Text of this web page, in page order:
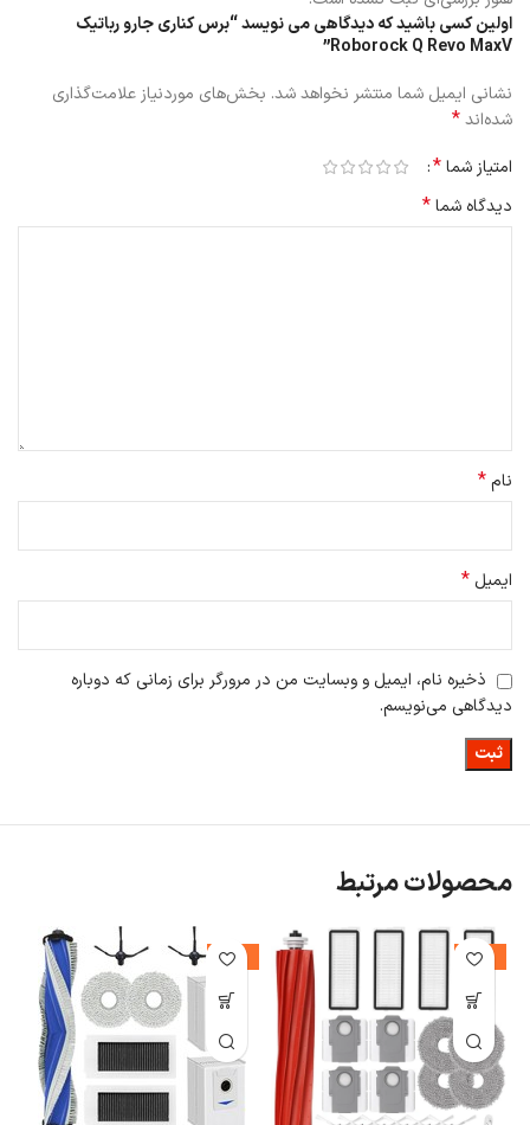
اولین کسی باشید که دیدگاهی می نویسد “برس کناری جارو رباتیک
Roborock Q Revo MaxV”
نشانی ایمیل شما منتشر نخواهد شد. بخش‌های موردنیاز علامت‌گذاری
شده‌اند*
امتیاز شما*
دیدگاه شما*
نام*
ایمیل *
ذخیره نام، ایمیل و وبسایت من در مرورگر برای زمانی که دوباره
دیدگاهی می‌نویسم.
محصولات مرتبط
-24%
-42%